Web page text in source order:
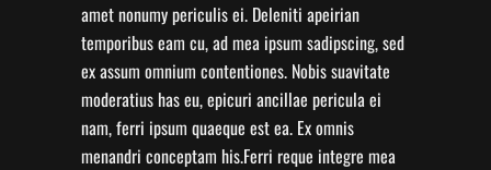
amet nonumy periculis ei. Deleniti apeirian
temporibus eam cu, ad mea ipsum sadipscing, sed
ex assum omnium contentiones. Nobis suavitate
moderatius has eu, epicuri ancillae pericula ei
nam, ferri ipsum quaeque est ea. Ex omnis
menandri conceptam his.Ferri reque integre mea